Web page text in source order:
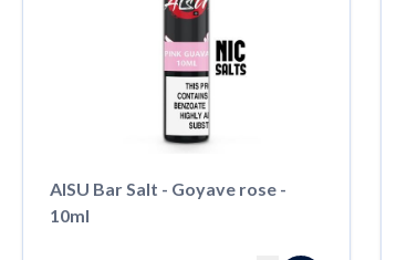
AISU Bar Salt - Goyave rose -
10ml